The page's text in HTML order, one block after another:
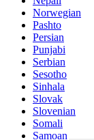
Norwegian
Pashto
Persian
Punjabi
Serbian
Sesotho
Sinhala
Slovak
Slovenian
Somali
Samoan